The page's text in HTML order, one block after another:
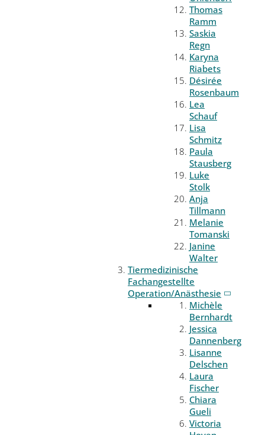
Thomas
Ramm
Saskia
Regn
Karyna
Riabets
Désirée
Rosenbaum
Lea
Schauf
Lisa
Schmitz
Paula
Stausberg
Luke
Stolk
Anja
Tillmann
Melanie
Tomanski
Janine
Walter
Tiermedizinische
Fachangestellte
Operation/Anästhesie
Michèle
Bernhardt
Jessica
Dannenberg
Lisanne
Delschen
Laura
Fischer
Chiara
Gueli
Victoria